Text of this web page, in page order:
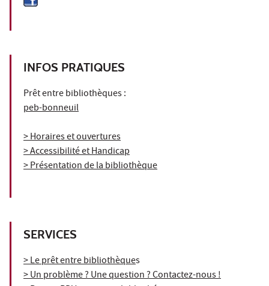
INFOS PRATIQUES
Prêt entre bibliothèques :
peb-bonneuil
> Horaires et ouvertures
> Accessibilité et Handicap
> Présentation de la bibliothèque
SERVICES
> Le prêt entre bibliothèques
> Un problème ? Une question ? Contactez-nous !